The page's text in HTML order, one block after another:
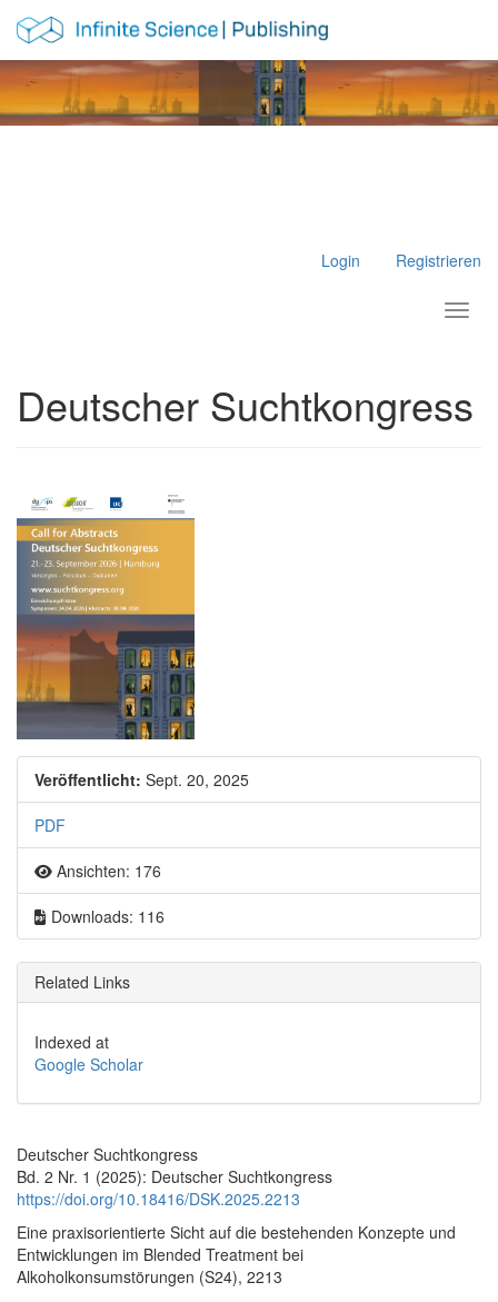
Hauptinhalt
Sidebar
Login Registrieren
Deutscher Suchtkongress
Artikel-Sidebar
Veröffentlicht: Sept. 20, 2025
PDF
Ansichten: 176
Downloads: 116
Related Links
Indexed at
Google Scholar
Deutscher Suchtkongress
Bd. 2 Nr. 1 (2025): Deutscher Suchtkongress
https://doi.org/10.18416/DSK.2025.2213
Eine praxisorientierte Sicht auf die bestehenden Konzepte und
Entwicklungen im Blended Treatment bei
Alkoholkonsumstörungen (S24), 2213